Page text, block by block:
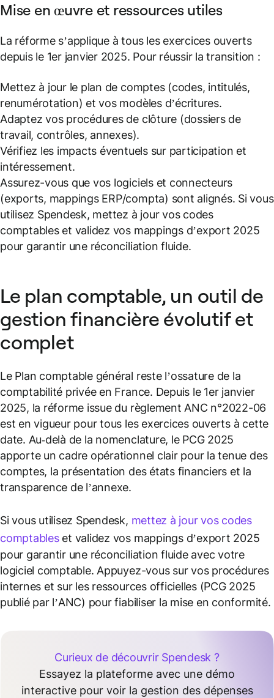
Mise en œuvre et ressources utiles
La réforme s’applique à tous les exercices ouverts
depuis le 1er janvier 2025. Pour réussir la transition :
Mettez à jour le plan de comptes (codes, intitulés,
renumérotation) et vos modèles d’écritures.
Adaptez vos procédures de clôture (dossiers de
travail, contrôles, annexes).
Vérifiez les impacts éventuels sur participation et
intéressement.
Assurez-vous que vos logiciels et connecteurs
(exports, mappings ERP/compta) sont alignés. Si vous
utilisez Spendesk, mettez à jour vos codes
comptables et validez vos mappings d’export 2025
pour garantir une réconciliation fluide.
Le plan comptable, un outil de
gestion financière évolutif et
complet
Le Plan comptable général reste l’ossature de la
comptabilité privée en France. Depuis le 1er janvier
2025, la réforme issue du règlement ANC n°2022-06
est en vigueur pour tous les exercices ouverts à cette
date. Au‑delà de la nomenclature, le PCG 2025
apporte un cadre opérationnel clair pour la tenue des
comptes, la présentation des états financiers et la
transparence de l’annexe.
Si vous utilisez Spendesk, mettez à jour vos codes
comptableset validez vos mappings d’export 2025
pour garantir une réconciliation fluide avec votre
logiciel comptable. Appuyez-vous sur vos procédures
internes et sur les ressources officielles (PCG 2025
publié par l’ANC) pour fiabiliser la mise en conformité.
Curieux de découvrir Spendesk ?
Essayez la plateforme avec une démo
interactive pour voir la gestion des dépenses